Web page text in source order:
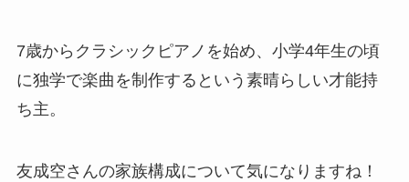
7歳からクラシックピアノを始め、小学4年生の頃
に独学で楽曲を制作するという素晴らしい才能持
ち主。
友成空さんの家族構成について気になりますね！